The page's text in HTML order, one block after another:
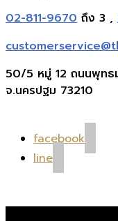
02-811-9670 ถึง 3 ,
50/5 หมู่ 12 ถนนพุทธ
จ.นครปฐม 73210
facebook
line